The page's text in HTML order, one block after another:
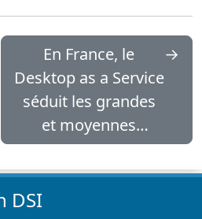
En France, le
Desktop as a Service
séduit les grandes
et moyennes
organisations
→
DSI